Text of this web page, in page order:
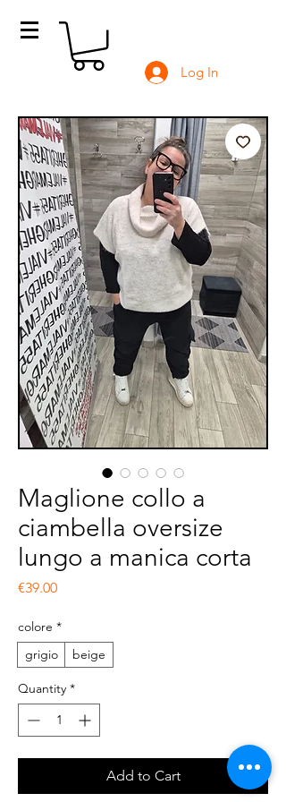
Log In
Maglione collo a
ciambella oversize
lungo a manica corta
€39.00Price
colore *
grigio
beige
Quantity *
Add to Cart